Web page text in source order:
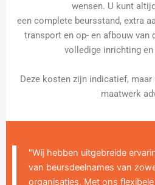
wensen. U kunt
een complete beursstand, extra
transport en op- en afbouw van
volledige inrichting
Deze kosten zijn indicatief,
maatwerk
"Wij hebben uitgebreide
van beursdeelnames van
organisaties. Met ons